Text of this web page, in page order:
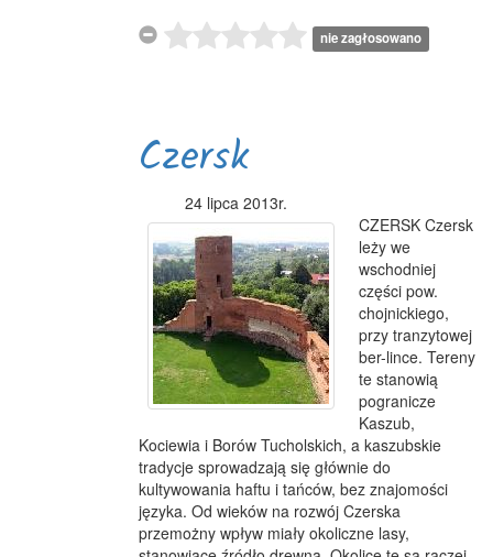
nie zagłosowano
Czersk
24 lipca 2013r.
CZERSK Czersk
leży we
wschodniej
części pow.
chojnickiego,
przy tranzytowej
ber-lince. Tereny
te stanowią
pogranicze
Kaszub,
Kociewia i Borów Tucholskich, a kaszubskie
tradycje sprowadzają się głównie do
kultywowania haftu i tańców, bez znajomości
języka. Od wieków na rozwój Czerska
przemożny wpływ miały okoliczne lasy,